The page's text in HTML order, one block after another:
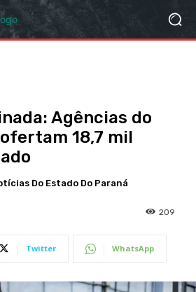
Agências do
18,7 mil
Do Estado Do Paraná
209
Twitter WhatsApp